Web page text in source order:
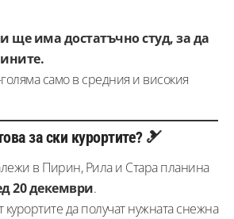
ще има достатъчно студ, за да
само в средния и високия
за ски курортите? 🎿
в Пирин, Рила и Стара планина
20 декември.
да получат нужната снежна